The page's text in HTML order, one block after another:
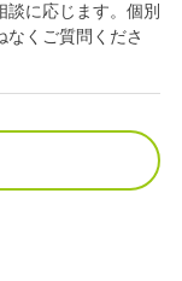
に応じます。個別
くご質問くださ